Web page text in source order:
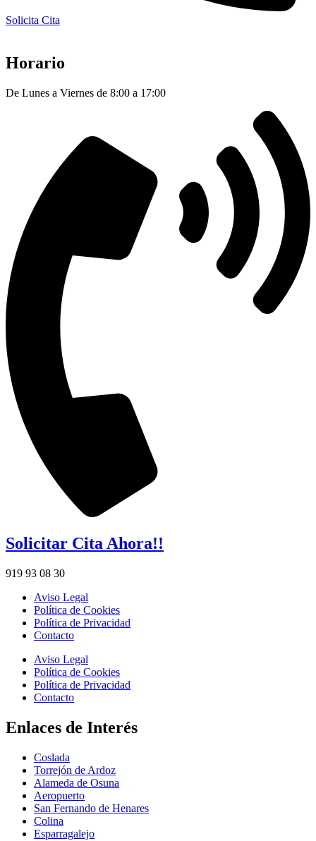
Solicita Cita
Horario
De Lunes a Viernes de 8:00 a 17:00
Solicitar Cita Ahora!!
919 93 08 30
Aviso Legal
Política de Cookies
Política de Privacidad
Contacto
Aviso Legal
Política de Cookies
Política de Privacidad
Contacto
Enlaces de Interés
Coslada
Torrejón de Ardoz
Alameda de Osuna
Aeropuerto
San Fernando de Henares
Colina
Esparragalejo